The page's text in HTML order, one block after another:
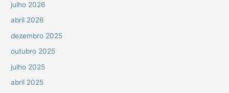
julho 2026
abril 2026
dezembro 2025
outubro 2025
julho 2025
abril 2025